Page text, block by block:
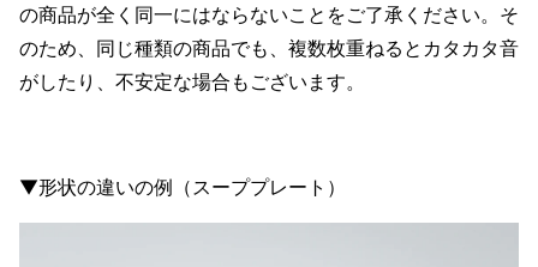
の商品が全く同一にはならないことをご了承ください。そ
のため、同じ種類の商品でも、複数枚重ねるとカタカタ音
がしたり、不安定な場合もございます。
▼形状の違いの例（スーププレート）